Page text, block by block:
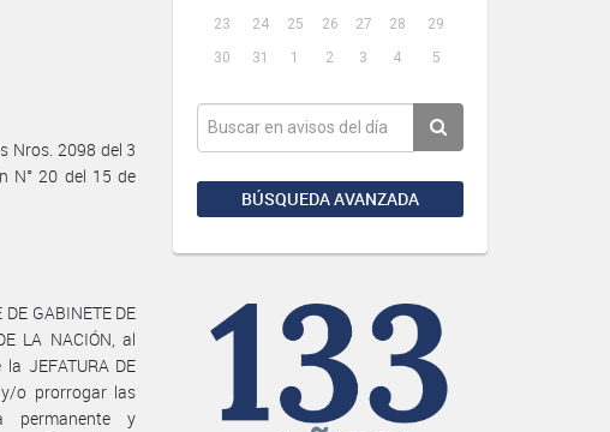
23
24 25 26 27 28
29
30
31 1 2 3 4 5
BÚSQUEDA AVANZADA
Nros. 2098 del 3
N° 20 del 15 de
GABINETE DE
LA NACIÓN, al
JEFATURA DE
y/o prorrogar las
permanente y